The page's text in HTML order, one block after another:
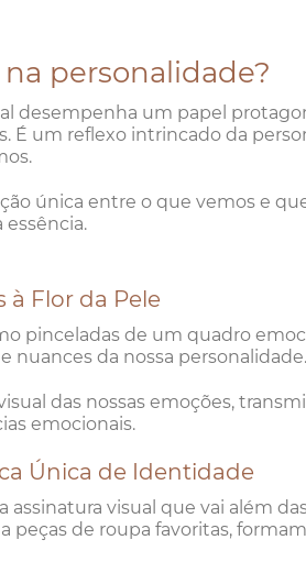
personalidade?
desempenha um papel
É um reflexo intrincado da
única entre o que vemos e
à Flor da Pele
pinceladas de um quadro
da nossa personalidade.
das nossas emoções,
emocionais.
Única de Identidade
visual que vai além
peças de roupa favoritas,